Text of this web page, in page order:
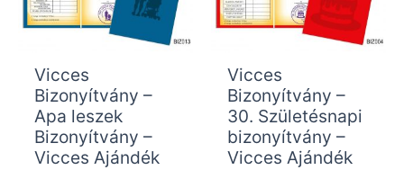
Vicces
Bizonyítvány –
Apa leszek
Bizonyítvány –
Vicces Ajándék
Vicces
Bizonyítvány –
30. Születésnapi
bizonyítvány –
Vicces Ajándék